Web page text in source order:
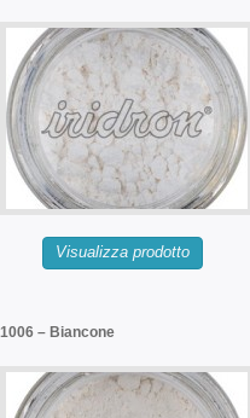
Visualizza prodotto
1006 – Biancone